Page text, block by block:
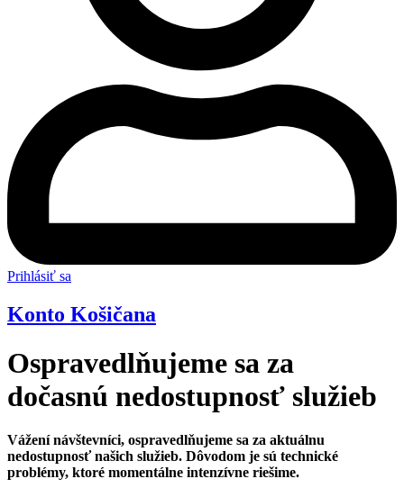
Prihlásiť sa
Konto Košičana
Ospravedlňujeme sa za
dočasnú nedostupnosť služieb
Vážení návštevníci, ospravedlňujeme sa za aktuálnu
nedostupnosť našich služieb. Dôvodom je sú technické
problémy, ktoré momentálne intenzívne riešime.